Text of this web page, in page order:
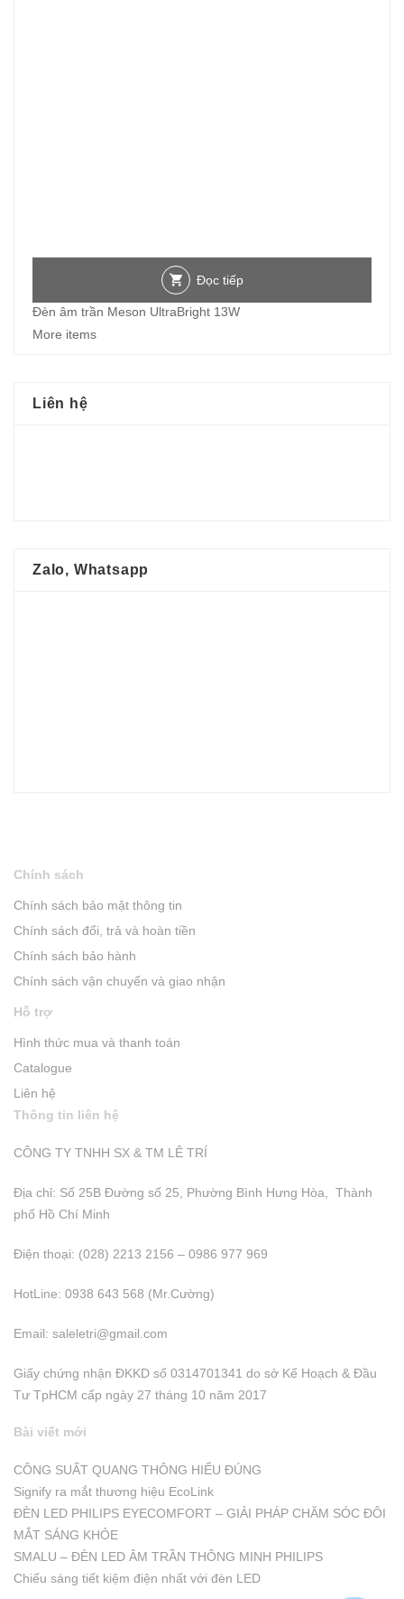
Đọc tiếp
Đèn âm trần Meson UltraBright 13W
More items
Liên hệ
Zalo, Whatsapp
Chính sách
Chính sách bảo mật thông tin
Chính sách đổi, trả và hoàn tiền
Chính sách bảo hành
Chính sách vận chuyển và giao nhận
Hỗ trợ
Hình thức mua và thanh toán
Catalogue
Liên hệ
Thông tin liên hệ
CÔNG TY TNHH SX & TM LÊ TRÍ
Địa chỉ: Số 25B Đường số 25, Phường Bình Hưng Hòa, Thành
phố Hồ Chí Minh
Điện thoại: (028) 2213 2156 – 0986 977 969
HotLine: 0938 643 568 (Mr.Cường)
Email: saleletri@gmail.com
Giấy chứng nhận ĐKKD số 0314701341 do sở Kể Hoạch & Đầu
Tư TpHCM cấp ngày 27 tháng 10 năm 2017
Bài viết mới
CÔNG SUẤT QUANG THÔNG HIỂU ĐÚNG
Signify ra mắt thương hiệu EcoLink
ĐÈN LED PHILIPS EYECOMFORT – GIẢI PHÁP CHĂM SÓC ĐÔI
MẮT SÁNG KHỎE
SMALU – ĐÈN LED ÂM TRẦN THÔNG MINH PHILIPS
Chiếu sáng tiết kiệm điện nhất với đèn LED